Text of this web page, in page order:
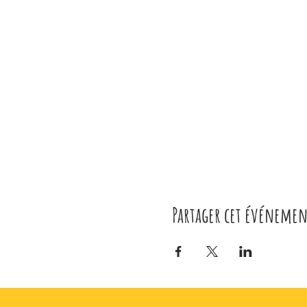
Partager cet